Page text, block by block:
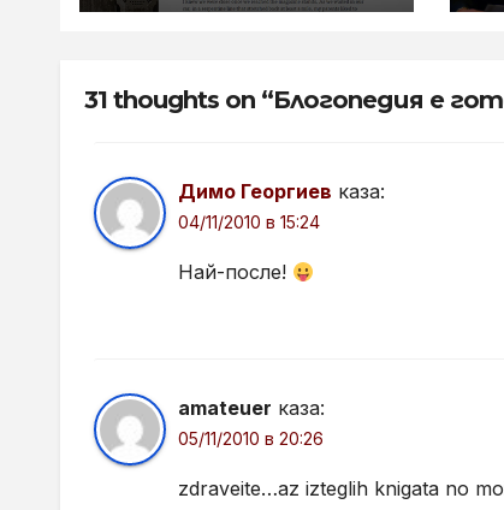
31 thoughts on “Блогопедия е
Димо Георгиев каза:
04/11/2010 в 15:24
Най-после!
amateuer каза:
05/11/2010 в 20:26
zdraveite…az izteglih knigata no